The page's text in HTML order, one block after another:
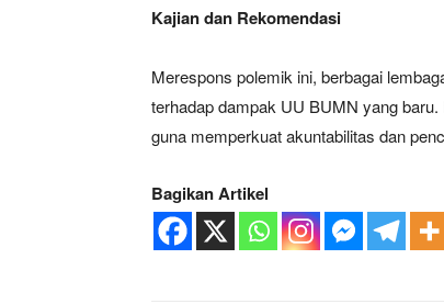
Bagikan Artikel
Kajian dan Rekomendasi
Merespons polemik ini, berbagai
terhadap dampak UU BUMN yang
guna memperkuat akuntabilitas dan
Bagikan Artikel